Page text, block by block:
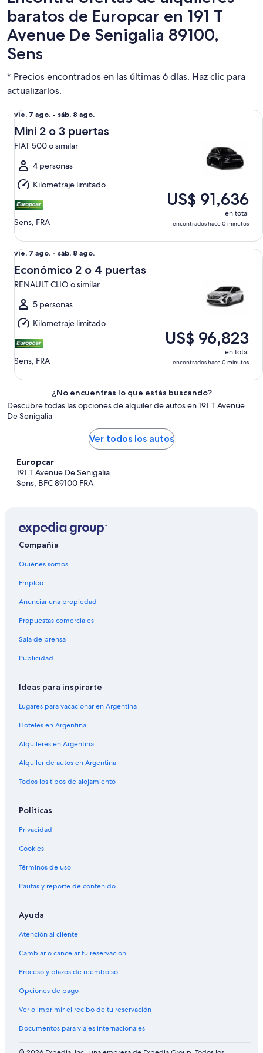
baratos de Europcar en 191 T
Avenue De Senigalia 89100,
Sens
* Precios encontrados en las últimas 6 días. Haz clic para
actualizarlos.
Del
vie.
7
ago.
al
sáb.
8
ago.
vie. 7 ago. - sáb. 8 ago.
Mini 2 o 3 puertas
FIAT 500 o similar
4 personas
Kilometraje limitado
Sens, FRA
US$ 91,636
en total
encontrados hace 0 minutos
Mini 2 o 3 puertas FIAT 500 o similar
Del
vie.
7
ago.
al
sáb.
8
ago.
vie. 7 ago. - sáb. 8 ago.
Económico 2 o 4 puertas
RENAULT CLIO o similar
5 personas
Kilometraje limitado
Sens, FRA
US$ 96,823
en total
encontrados hace 0 minutos
Económico 2 o 4 puertas RENAULT CLIO o similar
¿No encuentras lo que estás buscando?
Descubre todas las opciones de alquiler de autos en 191 T Avenue
De Senigalia
Ver todos los autos
Europcar
191 T Avenue De Senigalia
Sens, BFC 89100 FRA
Compañía
Quiénes somos
Empleo
Anunciar una propiedad
Propuestas comerciales
Sala de prensa
Publicidad
Ideas para inspirarte
Lugares para vacacionar en Argentina
Hoteles en Argentina
Alquileres en Argentina
Alquiler de autos en Argentina
Todos los tipos de alojamiento
Políticas
Privacidad
Cookies
Términos de uso
Pautas y reporte de contenido
Ayuda
Atención al cliente
Cambiar o cancelar tu reservación
Proceso y plazos de reembolso
Opciones de pago
Ver o imprimir el recibo de tu reservación
Documentos para viajes internacionales